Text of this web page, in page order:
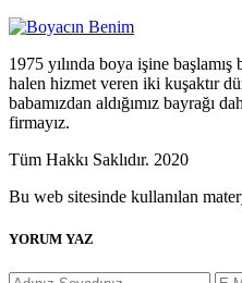
1975 yılında boya işine
halen hizmet veren iki kuşaktır
babamızdan aldığımız bayrağı
firmayız.
Tüm Hakkı Saklıdır. 2020
Bu web sitesinde kullanılan
YORUM YAZ